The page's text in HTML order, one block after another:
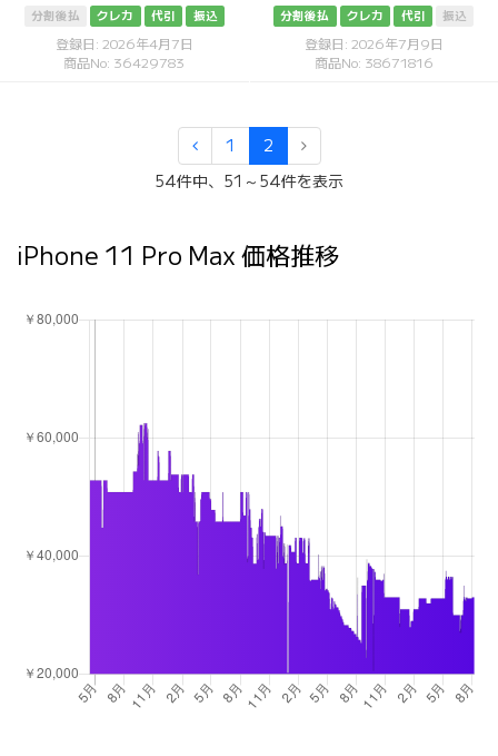
分割後払 クレカ 代引 振込
登録日: 2026年4月7日
商品No: 36429783
分割後払 クレカ 代引 振込
登録日: 2026年7月9日
商品No: 38671816
1
2
54件中、51～54件を表示
iPhone 11 Pro Max 価格推移